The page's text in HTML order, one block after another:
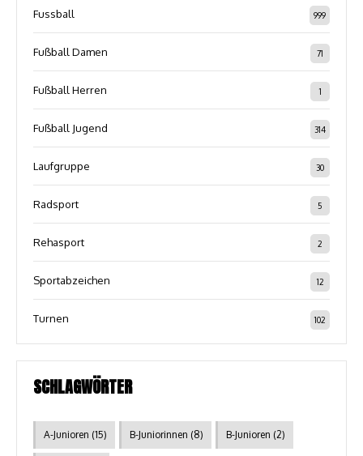
Fussball 999
Fußball Damen 71
Fußball Herren 1
Fußball Jugend 314
Laufgruppe 30
Radsport 5
Rehasport 2
Sportabzeichen 12
Turnen 102
SCHLAGWÖRTER
A-Junioren (15) B-Juniorinnen (8) B-Junioren (2)